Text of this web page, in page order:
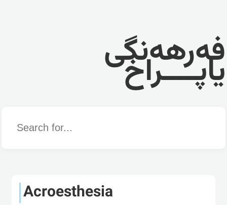
فەرهەنگی
یاپــــراخ
Word
Acroesthesia